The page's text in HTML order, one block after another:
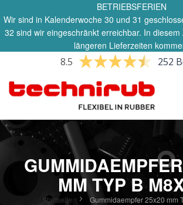
BETRIEBSFERIEN
Wir sind in Kalenderwoche 30 und 31
32 sind wir eingeschränkt erreichbar. In
längeren Lieferzeiten
8.5 252
MM TYP B
Startseite Gummidaempfer 25x20 mm